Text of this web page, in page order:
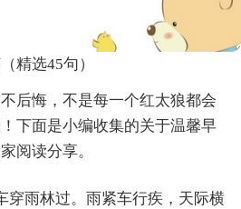
精选45句）
后悔，不是每一个红太狼都会
下面是小编收集的关于温馨早
阅读分享。
穿雨林过。雨紧车行疾，天际横